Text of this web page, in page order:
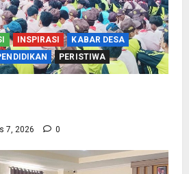
INSPIRASI
KABAR DESA
PERISTIWA
7, 2026 0